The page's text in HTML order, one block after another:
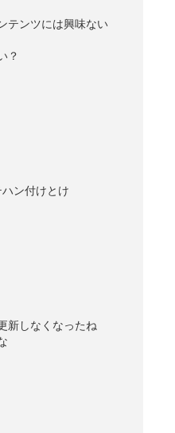
テンツには興味ない
？
ン付けとけ
新しなくなったね